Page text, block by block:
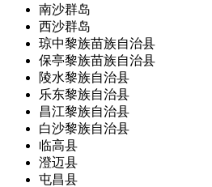
南沙群岛
西沙群岛
琼中黎族苗族自治县
保亭黎族苗族自治县
陵水黎族自治县
乐东黎族自治县
昌江黎族自治县
白沙黎族自治县
临高县
澄迈县
屯昌县